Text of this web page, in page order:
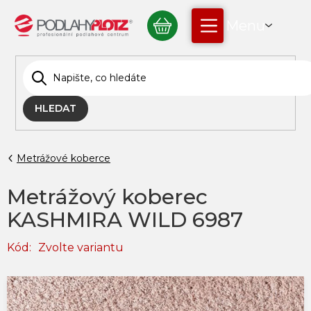
obsah
HLEDAT
NÁKUPNÍ
KOŠÍK
Metrážové koberce
Metrážový koberec
KASHMIRA WILD 6987
Kód: Zvolte variantu